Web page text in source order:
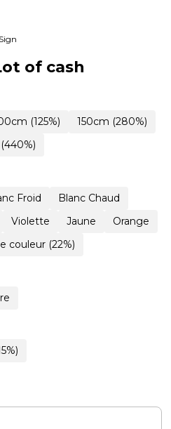
of cash
(125%)
150cm (280%)
Froid
Blanc Chaud
Violette Jaune
Orange
couleur (22%)